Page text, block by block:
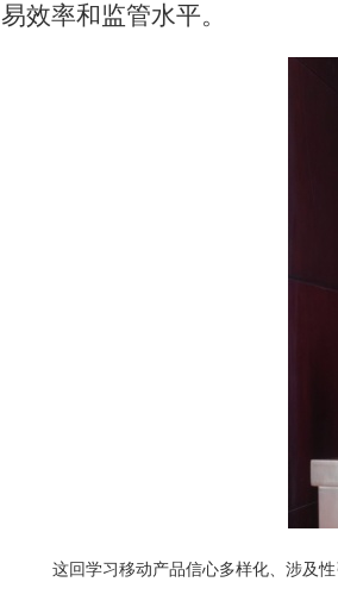
易效率和监管水平。
这回学习移动产品信心多样化、涉及